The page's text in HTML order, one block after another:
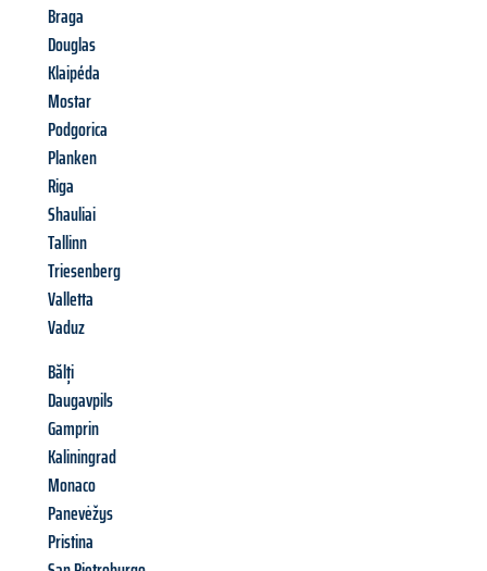
Braga
Douglas
Klaipéda
Mostar
Podgorica
Planken
Riga
Shauliai
Tallinn
Triesenberg
Valletta
Vaduz
Bălți
Daugavpils
Gamprin
Kaliningrad
Monaco
Panevėžys
Pristina